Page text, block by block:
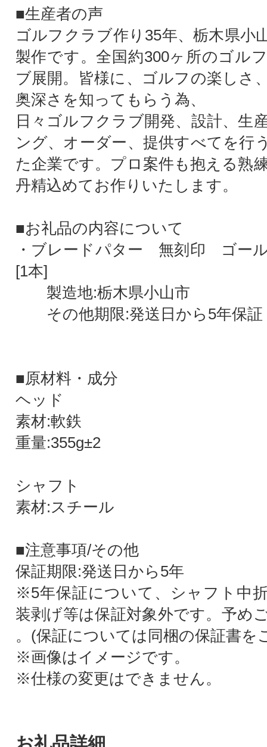
■生産者の声
ゴルフクラブ作り35年、栃木県小
製作です。全国約300ヶ所のゴル
ブ展開。皆様に、ゴルフの楽しさ
奥深さを知ってもらう為、
日々ゴルフクラブ開発、設計、生
ング、オーダー、提供すべてを行
た企業です。プロ案件も抱える熟
丹精込めてお作りいたします。
■お礼品の内容について
・ブレードパター 無刻印 ゴー
[1本]
製造地:栃木県小山市
その他期限:発送日から5年保証
■原材料・成分
ヘッド
素材:軟鉄
重量:355g±2
シャフト
素材:スチール
■注意事項/その他
保証期限:発送日から5年
※5年保証について、シャフト中
装剥げ等は保証対象外です。予め
。(保証については同梱の保証書を
※画像はイメージです。
※仕様の変更はできません。